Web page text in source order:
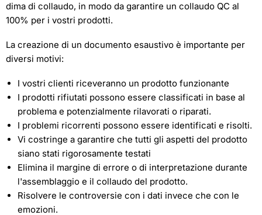
dima di collaudo, in modo da garantire un collaudo QC al
100% per i vostri prodotti.
La creazione di un documento esaustivo è importante per
diversi motivi:
I vostri clienti riceveranno un prodotto funzionante
I prodotti rifiutati possono essere classificati in base al
problema e potenzialmente rilavorati o riparati.
I problemi ricorrenti possono essere identificati e risolti.
Vi costringe a garantire che tutti gli aspetti del prodotto
siano stati rigorosamente testati
Elimina il margine di errore o di interpretazione durante
l'assemblaggio e il collaudo del prodotto.
Risolvere le controversie con i dati invece che con le
emozioni.